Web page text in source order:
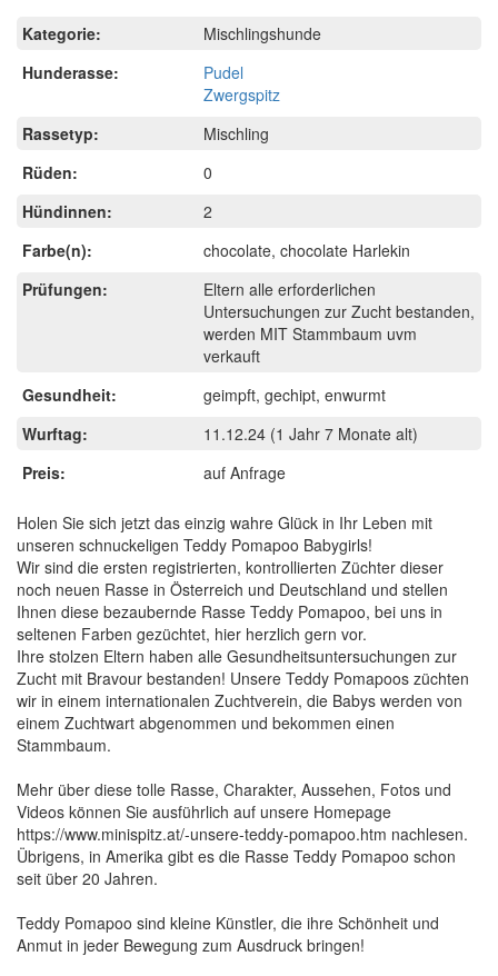
Kategorie:
Mischlingshunde
Hunderasse:
Pudel
Zwergspitz
Rassetyp:
Mischling
Rüden:
0
Hündinnen:
2
Farbe(n):
chocolate, chocolate Harlekin
Prüfungen:
Eltern alle erforderlichen
Untersuchungen zur Zucht bestanden,
werden MIT Stammbaum uvm
verkauft
Gesundheit:
geimpft, gechipt, enwurmt
Wurftag:
11.12.24 (1 Jahr 7 Monate alt)
Preis:
auf Anfrage
Holen Sie sich jetzt das einzig wahre Glück in Ihr Leben mit
unseren schnuckeligen Teddy Pomapoo Babygirls!
Wir sind die ersten registrierten, kontrollierten Züchter dieser
noch neuen Rasse in Österreich und Deutschland und stellen
Ihnen diese bezaubernde Rasse Teddy Pomapoo, bei uns in
seltenen Farben gezüchtet, hier herzlich gern vor.
Ihre stolzen Eltern haben alle Gesundheitsuntersuchungen zur
Zucht mit Bravour bestanden! Unsere Teddy Pomapoos züchten
wir in einem internationalen Zuchtverein, die Babys werden von
einem Zuchtwart abgenommen und bekommen einen
Stammbaum.
Mehr über diese tolle Rasse, Charakter, Aussehen, Fotos und
Videos können Sie ausführlich auf unsere Homepage
https://www.minispitz.at/-unsere-teddy-pomapoo.htm nachlesen.
Übrigens, in Amerika gibt es die Rasse Teddy Pomapoo schon
seit über 20 Jahren.
Teddy Pomapoo sind kleine Künstler, die ihre Schönheit und
Anmut in jeder Bewegung zum Ausdruck bringen!